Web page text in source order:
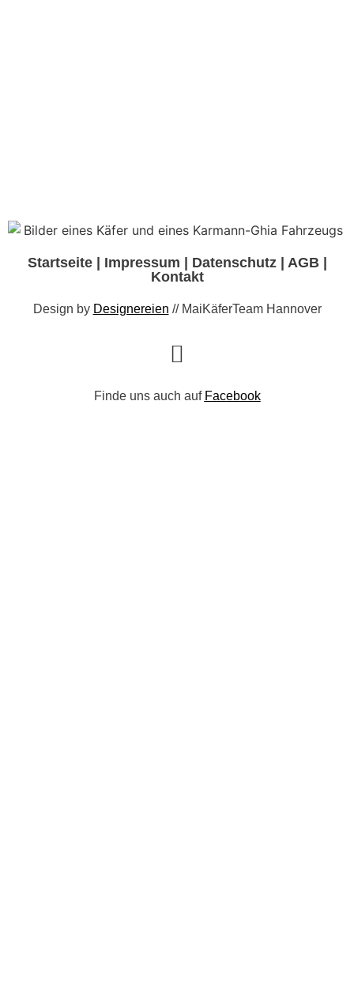
Startseite| Impressum | Datenschutz| AGB|
Kontakt
Design by Designereien // MaiKäferTeam Hannover
Finde uns auch auf Facebook